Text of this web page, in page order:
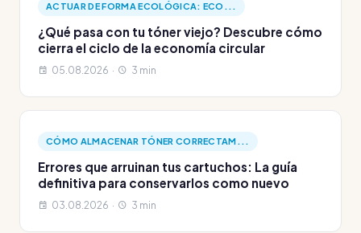
ACTUAR DE FORMA ECOLÓGICA: ECO...
¿Qué pasa con tu tóner viejo? Descubre cómo
cierra el ciclo de la economía circular
05.08.2026 · 3 min
CÓMO ALMACENAR TÓNER CORRECTAM...
Errores que arruinan tus cartuchos: La guía
definitiva para conservarlos como nuevo
03.08.2026 · 3 min